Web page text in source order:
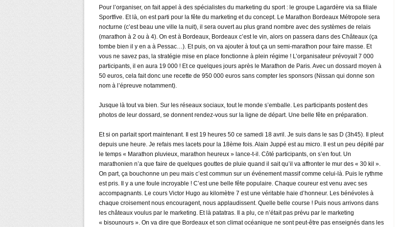
Pour l’organiser, on fait appel à des spécialistes du marketing du sport : le groupe Lagardère via sa filiale
Sportfive. Et là, on est parti pour la fête du marketing et du concept. Le Marathon Bordeaux Métropole sera
nocturne (c’est beau une ville la nuit), il sera ouvert au plus grand nombre avec des systèmes de relais
(marathon à 2 ou à 4). On est à Bordeaux, Bordeaux c’est le vin, alors on passera dans des Châteaux (ça
tombe bien il y en a à Pessac…). Et puis, on va ajouter à tout ça un semi-marathon pour faire masse. Et
vous ne savez pas, la stratégie mise en place fonctionne à plein régime ! L’organisateur prévoyait 7 000
participants, il en aura 19 000 ! Et ce quelques jours après le Marathon de Paris. Avec un dossard moyen à
50 euros, cela fait donc une recette de 950 000 euros sans compter les sponsors (Nissan qui donne son
nom à l’épreuve notamment).
Jusque là tout va bien. Sur les réseaux sociaux, tout le monde s’emballe. Les participants postent des
photos de leur dossard, se donnent rendez-vous sur la ligne de départ. Une belle fête en préparation.
Et si on parlait sport maintenant. Il est 19 heures 50 ce samedi 18 avril. Je suis dans le sas D (3h45). Il pleut
depuis une heure. Je refais mes lacets pour la 18ème fois. Alain Juppé est au micro. Il est un peu dépité par
le temps « Marathon pluvieux, marathon heureux » lance-t-il. Côté participants, on s’en fout. Un
marathonien n’a que faire de quelques gouttes de pluie quand il sait qu’il va affronter le mur des « 30 kil ».
On part, ça bouchonne un peu mais c’est commun sur un événement massif comme celui-là. Puis le rythme
est pris. Il y a une foule incroyable ! C’est une belle fête populaire. Chaque coureur est venu avec ses
accompagnants. Le cours Victor Hugo au kilomètre 7 est une véritable haie d’honneur. Les bénévoles à
chaque croisement nous encouragent, nous applaudissent. Quelle belle course ! Puis nous arrivons dans
les châteaux voulus par le marketing. Et là patatras. Il a plu, ce n’était pas prévu par le marketing
« bisounours ». On va dire que Bordeaux et son climat océanique ne sont peut-être pas enseignés dans les